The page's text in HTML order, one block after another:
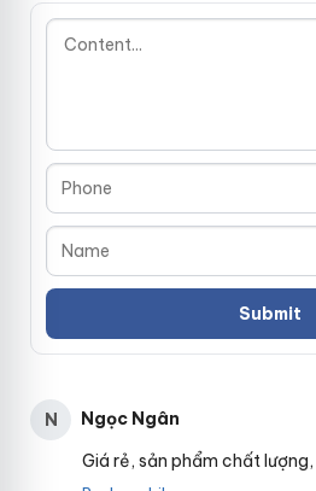
N
Ngọc Ngân
Giá rẻ, sản phẩm chất